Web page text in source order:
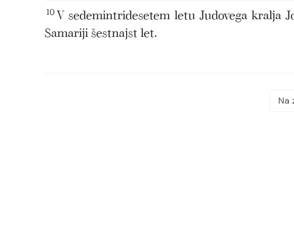
10V sedemintridesetem letu Judovega kralja
Samariji šestnajst let.
Na